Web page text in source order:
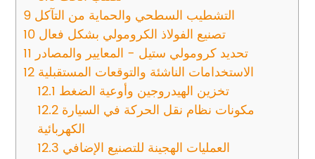
9 التشطيب السطحي والحماية من التآكل
10 تصنيع الفولاذ الكرومولي بشكل فعال
11 تحديد كرومولي ستيل - المعايير والمصادر
12 الاستخدامات الناشئة والتوقعات المستقبلية
12.1 تخزين الهيدروجين وأوعية الضغط
12.2
الكهربائية
12.3 العمليات الهجينة للتصنيع الإضافي